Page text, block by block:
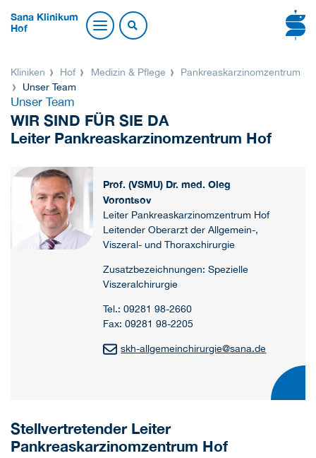
Sana Klinikum
Hof
Kliniken Hof Medizin & Pflege
Pankreaskarzinomzentrum
Unser Team
Unser Team
WIR SIND FÜR SIE DA
Leiter Pankreaskarzinomzentrum Hof
Prof. (VSMU) Dr. med. Oleg
Vorontsov
Leiter Pankreaskarzinomzentrum Hof
Leitender Oberarzt der Allgemein-,
Viszeral- und Thoraxchirurgie
Zusatzbezeichnungen: Spezielle
Viszeralchirurgie
Tel.: 09281 98-2660
Fax: 09281 98-2205
skh-allgemeinchirurgie@sana.de
Stellvertretender Leiter
Pankreaskarzinomzentrum Hof